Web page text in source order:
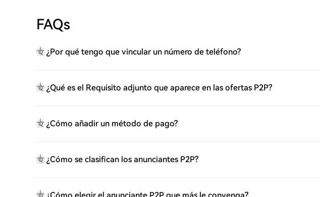
FAQs
Q ¿Por qué tengo que vincular un número de teléfono?
Q ¿Qué es el Requisito adjunto que aparece en las ofertas P2P?
Q ¿Cómo añadir un método de pago?
Q ¿Cómo se clasifican los anunciantes P2P?
Q